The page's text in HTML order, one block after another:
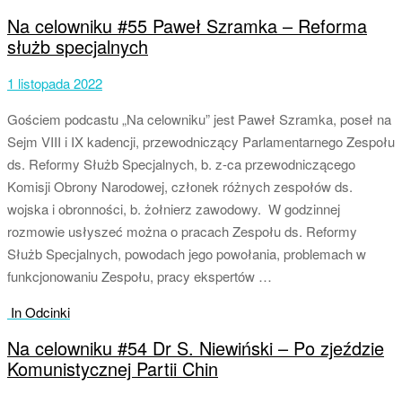
Na celowniku #55 Paweł Szramka – Reforma
służb specjalnych
1 listopada 2022
Gościem podcastu „Na celowniku” jest Paweł Szramka, poseł na
Sejm VIII i IX kadencji, przewodniczący Parlamentarnego Zespołu
ds. Reformy Służb Specjalnych, b. z-ca przewodniczącego
Komisji Obrony Narodowej, członek różnych zespołów ds.
wojska i obronności, b. żołnierz zawodowy. W godzinnej
rozmowie usłyszeć można o pracach Zespołu ds. Reformy
Służb Specjalnych, powodach jego powołania, problemach w
funkcjonowaniu Zespołu, pracy ekspertów …
In Odcinki
Na celowniku #54 Dr S. Niewiński – Po zjeździe
Komunistycznej Partii Chin